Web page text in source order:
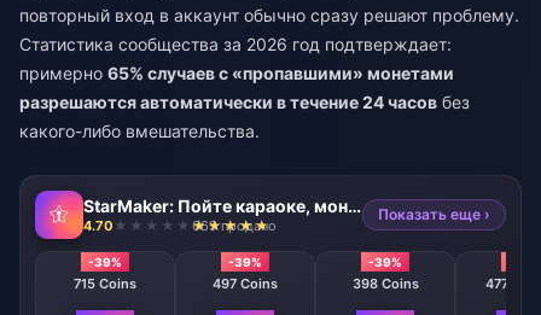
повторный вход в аккаунт обычно сразу решают проблему.
Статистика сообщества за 2026 год подтверждает:
примерно 65% случаев с «пропавшими» монетами
разрешаются автоматически в течение 24 часов без
какого-либо вмешательства.
StarMaker: Пойте караоке, монеты
4.70 669 продано
Показать еще ›
-39%
715 Coins
-39%
497 Coins
-39%
398 Coins 47746